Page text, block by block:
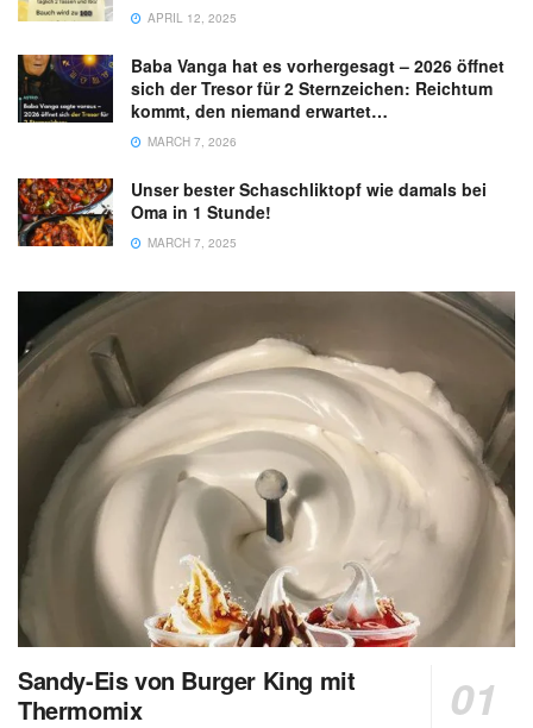
APRIL 12, 2025
Baba Vanga hat es vorhergesagt – 2026 öffnet
sich der Tresor für 2 Sternzeichen: Reichtum
kommt, den niemand erwartet…
MARCH 7, 2026
Unser bester Schaschliktopf wie damals bei
Oma in 1 Stunde!
MARCH 7, 2025
Sandy-Eis von Burger King mit
Thermomix